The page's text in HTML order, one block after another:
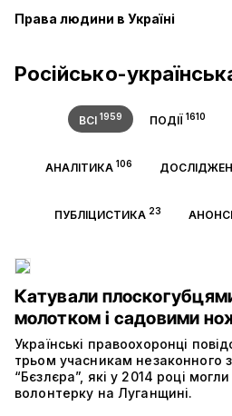
Права людини в Україні
Російсько-
ВСІ 1959 ПОДІЇ 1610
АНАЛІТИКА 106
ПУБЛІЦИСТИКА 23
Катували
молотком і садовими
Українські правоохоронці
трьом учасникам незаконного
“Бєзлєра”, які у 2014 році
волонтерку на Луганщині.